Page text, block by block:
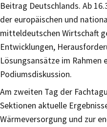
Beitrag Deutschlands. Ab
der europäischen und
mitteldeutschen Wirtschaft
Entwicklungen,
Lösungsansätze im Rahmen
Podiumsdiskussion.
Am zweiten Tag der
Sektionen aktuelle
Wärmeversorgung und zur